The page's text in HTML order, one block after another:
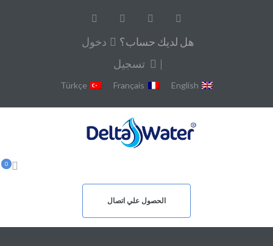
هل لديك حساب؟
دخول
|
تسجيل
English
Français
Türkçe
0
الحصول علي اتصال